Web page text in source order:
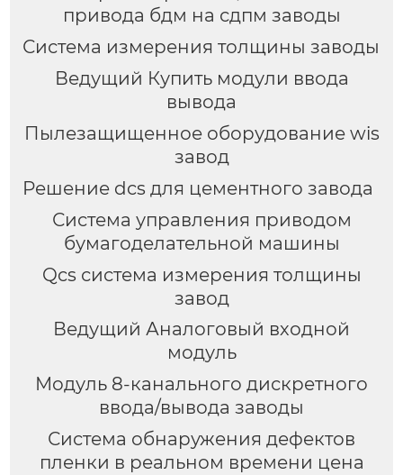
привода бдм на сдпм заводы
Система измерения толщины заводы
Ведущий Купить модули ввода
вывода
Пылезащищенное оборудование wis
завод
Решение dcs для цементного завода
Система управления приводом
бумагоделательной машины
Qcs система измерения толщины
завод
Ведущий Аналоговый входной
модуль
Модуль 8-канального дискретного
ввода/вывода заводы
Система обнаружения дефектов
пленки в реальном времени цена